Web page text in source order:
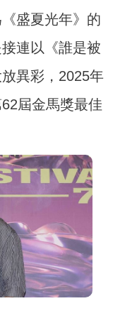
盛夏光年》的
連以《誰是被
異彩，2025年
屆金馬獎最佳